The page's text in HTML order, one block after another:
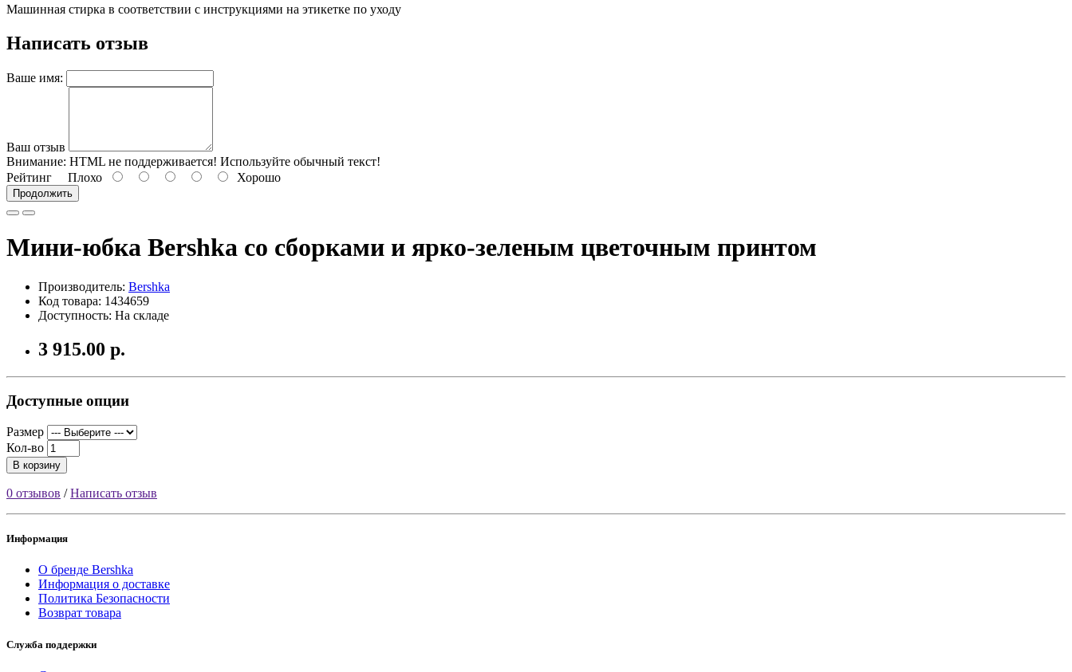
Машинная стирка в соответствии с инструкциями на этикетке по уходу
Написать отзыв
Ваше имя:
Ваш отзыв
Внимание: HTML не поддерживается! Используйте обычный текст!
Рейтинг Плохо Хорошо
Продолжить
Мини-юбка Bershka со сборками и ярко-зеленым цветочным принтом
Производитель: Bershka
Код товара: 1434659
Доступность: На складе
3 915.00 р.
Доступные опции
Размер
Кол-во
В корзину
0 отзывов /Написать отзыв
Информация
О бренде Bershka
Информация о доставке
Политика Безопасности
Возврат товара
Служба поддержки